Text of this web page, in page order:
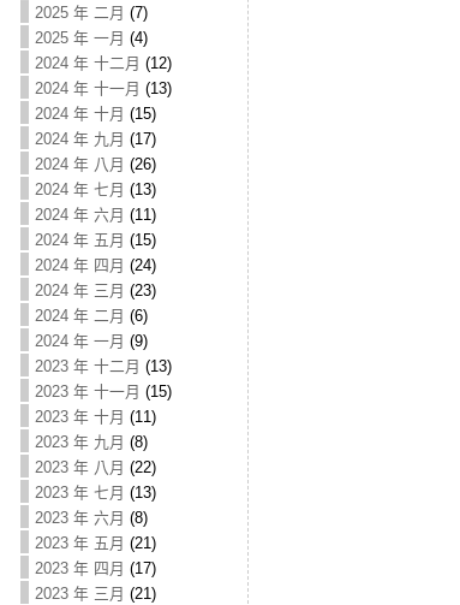
2025 年 二月 (7)
2025 年 一月 (4)
2024 年 十二月 (12)
2024 年 十一月 (13)
2024 年 十月 (15)
2024 年 九月 (17)
2024 年 八月 (26)
2024 年 七月 (13)
2024 年 六月 (11)
2024 年 五月 (15)
2024 年 四月 (24)
2024 年 三月 (23)
2024 年 二月 (6)
2024 年 一月 (9)
2023 年 十二月 (13)
2023 年 十一月 (15)
2023 年 十月 (11)
2023 年 九月 (8)
2023 年 八月 (22)
2023 年 七月 (13)
2023 年 六月 (8)
2023 年 五月 (21)
2023 年 四月 (17)
2023 年 三月 (21)